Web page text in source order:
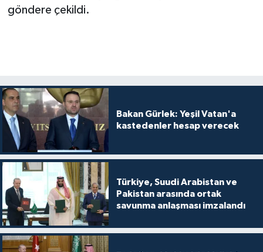
göndere çekildi.
Bakan Gürlek: Yeşil Vatan'a
kastedenler hesap verecek
Türkiye, Suudi Arabistan ve
Pakistan arasında ortak
savunma anlaşması imzalandı